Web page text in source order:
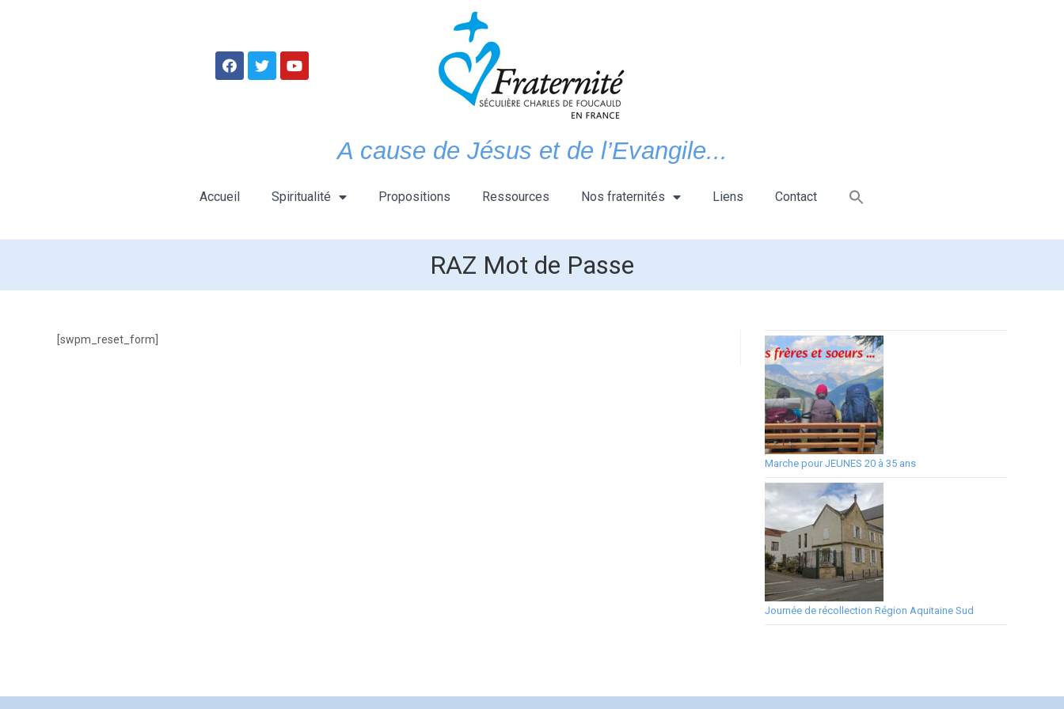
A cause de Jésus et de l’Evangile...
Accueil Spiritualité Propositions Ressources Nos fraternités Liens Contact
RAZ Mot de Passe
[swpm_reset_form]
Marche pour JEUNES 20 à 35 ans
Journée de récollection Région Aquitaine Sud